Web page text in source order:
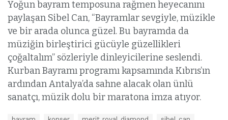
Yoğun bayram temposuna rağmen heyecanını
paylaşan Sibel Can, “Bayramlar sevgiyle, müzikle
ve bir arada olunca güzel. Bu bayramda da
müziğin birleştirici gücüyle güzellikleri
çoğaltalım” sözleriyle dinleyicilerine seslendi.
Kurban Bayramı programı kapsamında Kıbrıs’ın
ardından Antalya’da sahne alacak olan ünlü
sanatçı, müzik dolu bir maratona imza atıyor.